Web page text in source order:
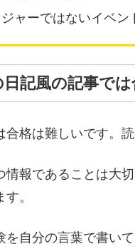
ャーではないイベン
記風の記事で
合格は難しいです。
情報であることは大
。
を自分の言葉で書い